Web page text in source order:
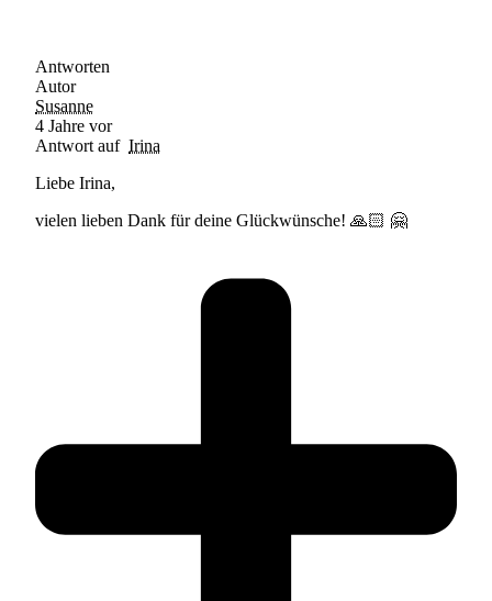
Antworten
Autor
Susanne
4 Jahre vor
Antwort auf Irina
Liebe Irina,
vielen lieben Dank für deine Glückwünsche! 🙏🏻 🤗